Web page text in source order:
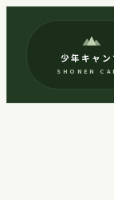
キ
少年キャン
SHONEN